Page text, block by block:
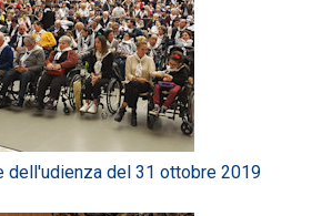
dell'udienza del 31 ottobre 2019